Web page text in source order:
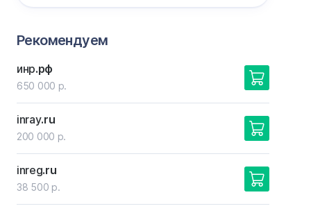
Рекомендуем
инр.рф
650 000 р.
inray.ru
200 000 р.
inreg.ru
38 500 р.